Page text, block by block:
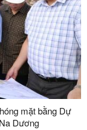
mặt bằng Dự
Dương